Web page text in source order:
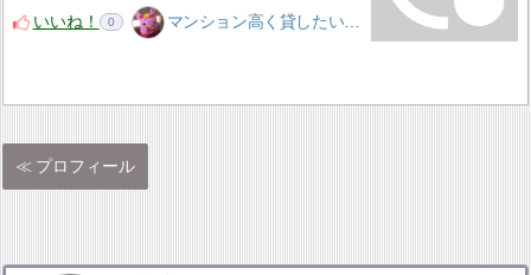
いいね！
0 マンション高く貸したいM子
プロフィール